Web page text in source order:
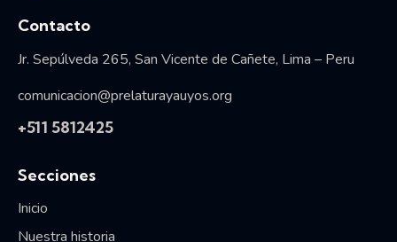
Vida consagrada
Contacto
Jr. Sepúlveda 265, San Vicente de Cañete, Lima – Peru
comunicacion@prelaturayauyos.org
+511 5812425
Secciones
Inicio
Nuestra historia